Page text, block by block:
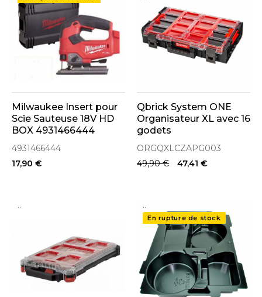
Milwaukee Insert pour
Scie Sauteuse 18V HD
BOX 4931466444
4931466444
17,90 €
Qbrick System ONE
Organisateur XL avec 16
godets
582x387x131mm
(ORGQXLCZAPG003)
ORGQXLCZAPG003
49,90 €
47,41 €
.. ..
En rupture de stock